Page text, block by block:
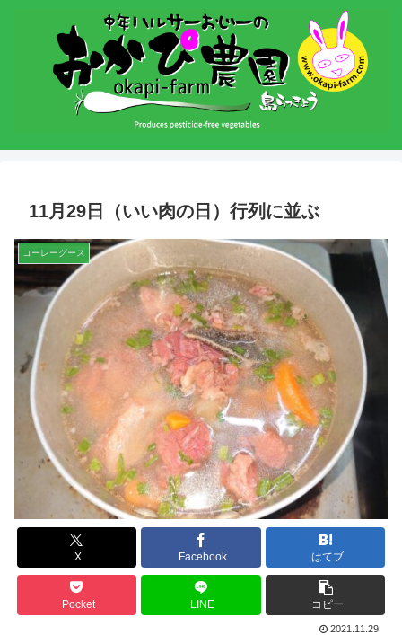
11月29日（いい肉の日）行列に並ぶ
コーレーグース
X Facebook はてブ
Pocket LINE コピー
2021.11.29